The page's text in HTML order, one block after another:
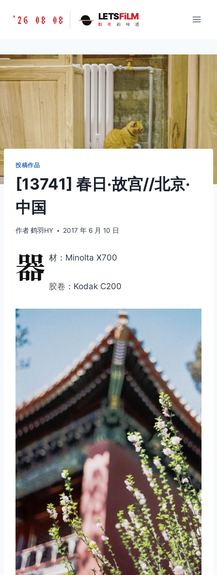
胶
味
道
LETSFILM
'26 08 08 LETSFiLM
胶 片 的 味 道
投稿作品
[13741] 春日·故宫//北京·
中国
作者鹤羽HY 2017 年 6 月 10 日
器 材：Minolta X700
胶卷 ：Kodak C200